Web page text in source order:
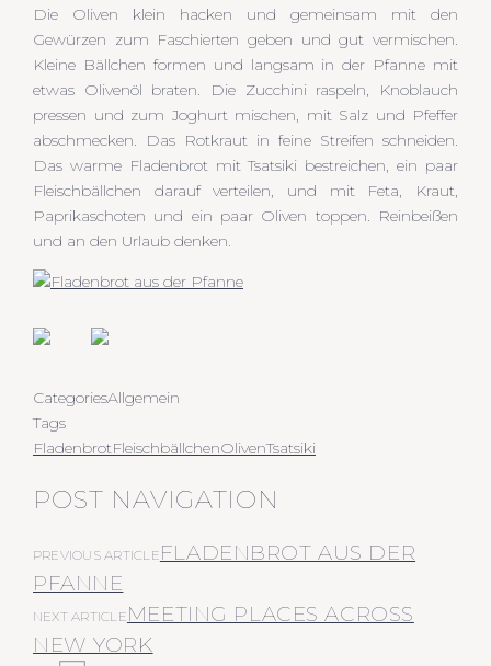
Die Oliven klein hacken und gemeinsam mit den
Gewürzen zum Faschierten geben und gut vermischen.
Kleine Bällchen formen und langsam in der Pfanne mit
etwas Olivenöl braten. Die Zucchini raspeln, Knoblauch
pressen und zum Joghurt mischen, mit Salz und Pfeffer
abschmecken. Das Rotkraut in feine Streifen schneiden.
Das warme Fladenbrot mit Tsatsiki bestreichen, ein paar
Fleischbällchen darauf verteilen, und mit Feta, Kraut,
Paprikaschoten und ein paar Oliven toppen. Reinbeißen
und an den Urlaub denken.
CategoriesAllgemein
Tags
FladenbrotFleischbällchenOlivenTsatsiki
POST NAVIGATION
PREVIOUS ARTICLE FLADENBROT AUS DER
PFANNE
NEXT ARTICLE MEETING PLACES ACROSS
NEW YORK